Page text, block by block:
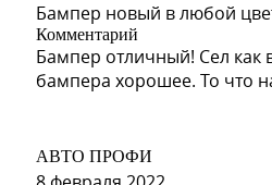
Бампер новый в любой
Комментарий
Бампер отличный! Сел как
бампера хорошее. То что
АВТО ПРОФИ